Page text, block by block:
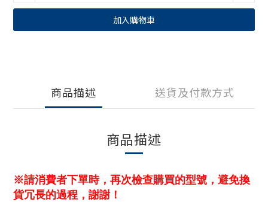
加入購物車
商品描述 送貨及付款方式
商品描述
※請消費者下單時，再次檢查購買的型號，避免換
貨冗長的過程，謝謝！